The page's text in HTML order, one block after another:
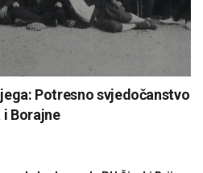
Potresno svjedočanstvo
Borajne